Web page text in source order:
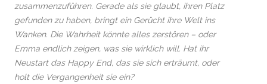
zusammenzuführen. Gerade als sie glaubt, ihren Platz
gefunden zu haben, bringt ein Gerücht ihre Welt ins
Wanken. Die Wahrheit könnte alles zerstören – oder
Emma endlich zeigen, was sie wirklich will. Hat ihr
Neustart das Happy End, das sie sich erträumt, oder
holt die Vergangenheit sie ein?